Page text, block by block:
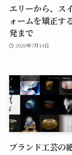
エリーから、ス
ォームを矯正す
発まで
2020年7月14日
ブランド工芸の